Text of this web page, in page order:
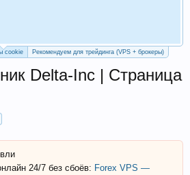
cookie Рекомендуем для трейдинга (VPS + брокеры)
Delta-Inc | Страница
24/7 без сбоёв: Forex VPS —